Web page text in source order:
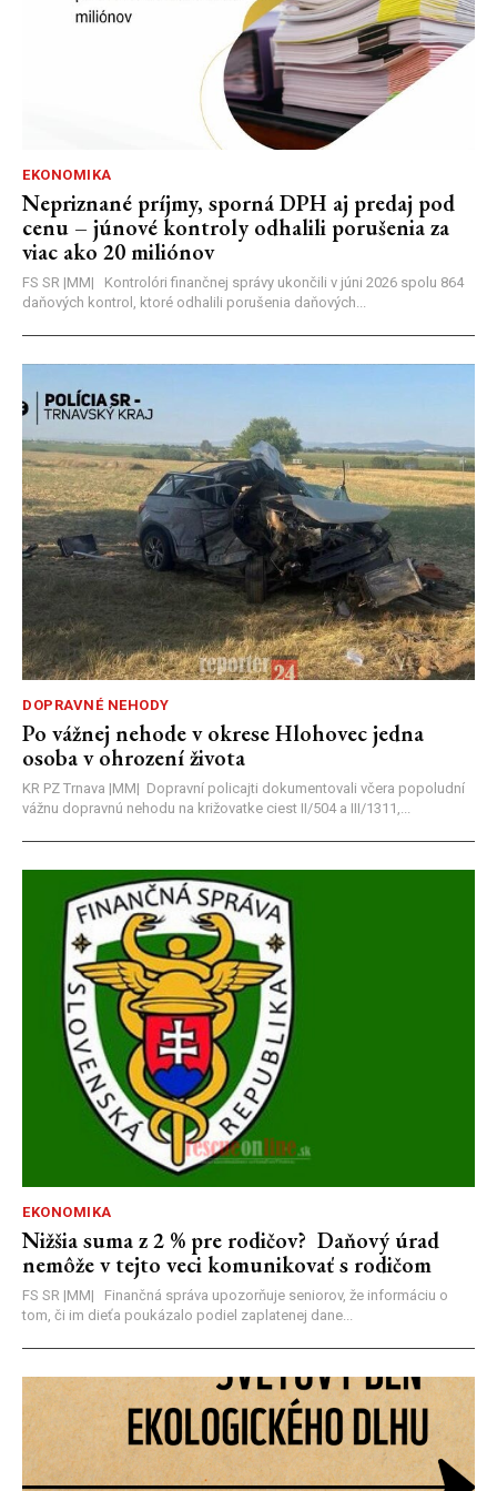
EKONOMIKA
Nepriznané príjmy, sporná DPH aj predaj pod
cenu – júnové kontroly odhalili porušenia za
viac ako 20 miliónov
FS SR |MM| Kontrolóri finančnej správy ukončili v júni 2026 spolu 864
daňových kontrol, ktoré odhalili porušenia daňových...
DOPRAVNÉ NEHODY
Po vážnej nehode v okrese Hlohovec jedna
osoba v ohrození života
KR PZ Trnava |MM| Dopravní policajti dokumentovali včera popoludní
vážnu dopravnú nehodu na križovatke ciest II/504 a III/1311,...
EKONOMIKA
Nižšia suma z 2 % pre rodičov? Daňový úrad
nemôže v tejto veci komunikovať s rodičom
FS SR |MM| Finančná správa upozorňuje seniorov, že informáciu o
tom, či im dieťa poukázalo podiel zaplatenej dane...